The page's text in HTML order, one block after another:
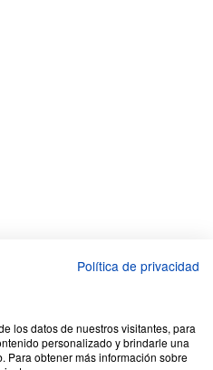
Política de privacidad
los datos de nuestros visitantes, para
personalizado y brindarle una
Para obtener más información sobre